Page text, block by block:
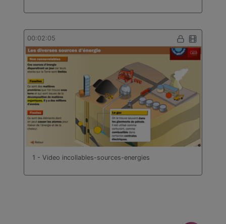
00:02:05
1 - Video incollables-sources-energies